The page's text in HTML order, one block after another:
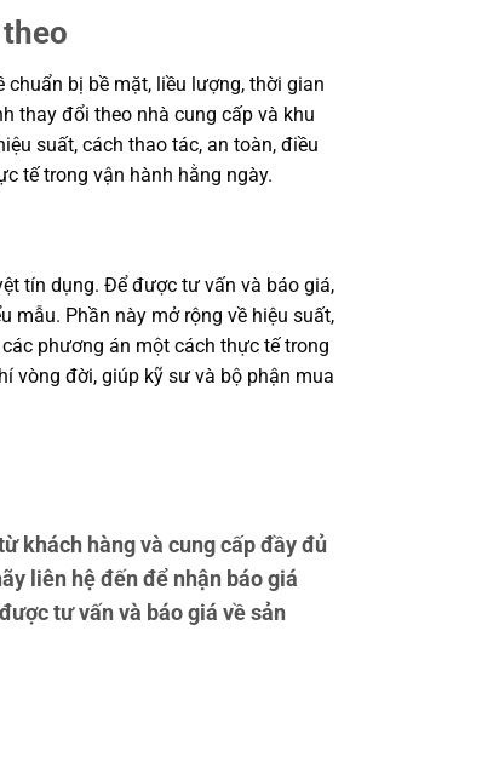
bị bề mặt, liều lượng, thời gian
thay đổi theo nhà cung cấp và khu
suất, cách thao tác, an toàn, điều
tế trong vận hành hằng ngày.
tín dụng. Để được tư vấn và báo giá,
mẫu. Phần này mở rộng về hiệu suất,
phương án một cách thực tế trong
vòng đời, giúp kỹ sư và bộ phận mua
khách hàng và cung cấp đầy đủ
liên hệ đến để nhận báo giá
tư vấn và báo giá về sản